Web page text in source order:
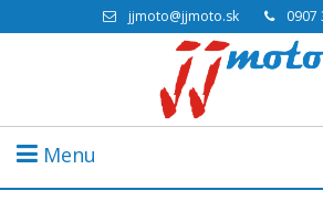
jjmoto@jjmoto.sk 0907
Menu